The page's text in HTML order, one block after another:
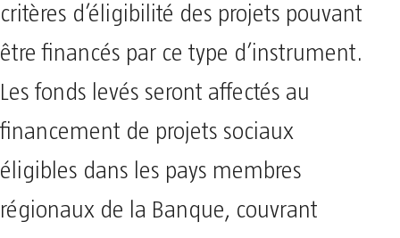
critères d’éligibilité des projets pouvant
être financés par ce type d’instrument.
Les fonds levés seront affectés au
financement de projets sociaux
éligibles dans les pays membres
régionaux de la Banque, couvrant